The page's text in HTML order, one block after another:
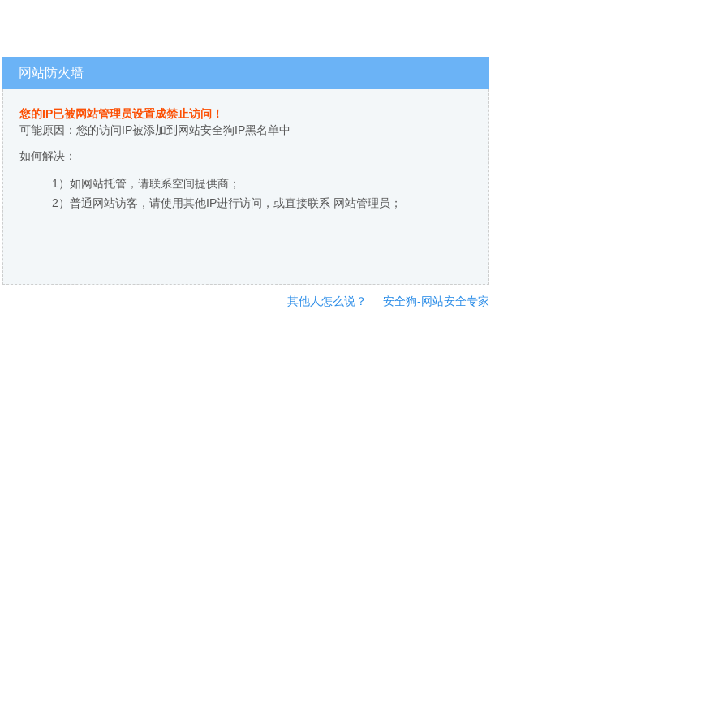
网站防火墙
您的IP已被网站管理员设置成禁止访问！
可能原因：您的访问IP被添加到网站安全狗IP黑名单中
如何解决：
1）如网站托管，请联系空间提供商；
2）普通网站访客，请使用其他IP进行访问，或直接联系 网站管理员；
其他人怎么说？ 安全狗-网站安全专家